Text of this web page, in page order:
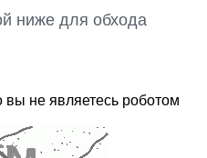
ниже для обхода
вы не являетесь роботом